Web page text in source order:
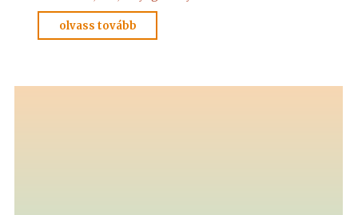
olvass tovább
erő,
•